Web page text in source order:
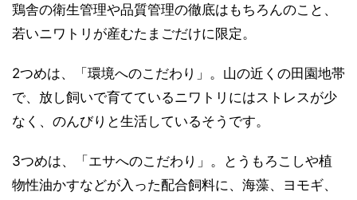
鶏舎の衛生管理や品質管理の徹底はもちろんのこと、
若いニワトリが産むたまごだけに限定。
2つめは、「環境へのこだわり」。山の近くの田園地帯
で、放し飼いで育てているニワトリにはストレスが少
なく、のんびりと生活しているそうです。
3つめは、「エサへのこだわり」。とうもろこしや植
物性油かすなどが入った配合飼料に、海藻、ヨモギ、